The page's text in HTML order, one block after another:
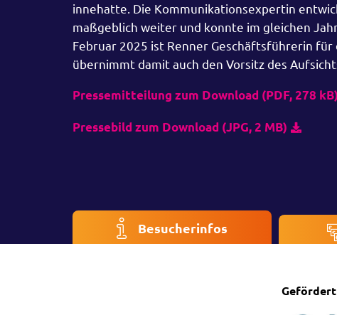
innehatte. Die Kommunikationsexpertin
maßgeblich weiter und konnte im gleichen
Februar 2025 ist Renner Geschäftsführerin
übernimmt damit auch den Vorsitz des
Pressemitteilung zum Download (PDF, 278 kB)
Pressebild zum Download (JPG, 2 MB)
Besucherinfos